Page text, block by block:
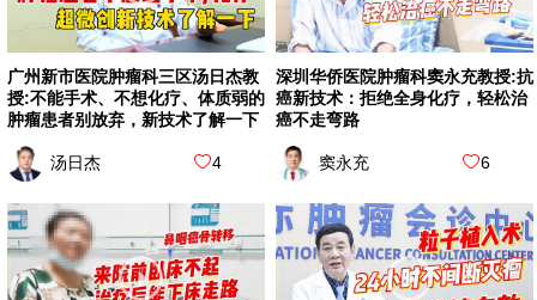
广州新市医院肿瘤科三区汤日杰教
授:不能手术、不想化疗、体质弱的
肿瘤患者别放弃，新技术了解一下
汤日杰 4
深圳华侨医院肿瘤科窦永充教授:抗
癌新技术：拒绝全身化疗，轻松治
癌不走弯路
窦永充 6